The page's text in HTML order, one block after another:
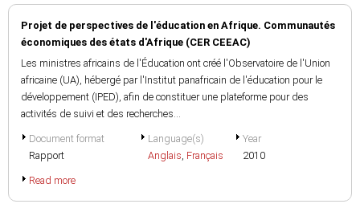
Projet de perspectives de l'éducation en Afrique. Communautés
économiques des états d'Afrique (CER CEEAC)
Les ministres africains de l'Éducation ont créé l'Observatoire de l'Union
africaine (UA), hébergé par l'Institut panafricain de l'éducation pour le
développement (IPED), afin de constituer une plateforme pour des
activités de suivi et des recherches...
Document format
Rapport
Language(s)
Anglais, Français
Year
2010
Read more